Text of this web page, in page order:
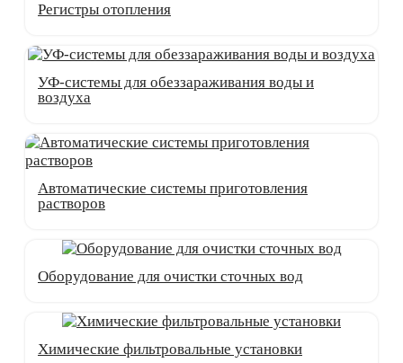
Регистры отопления
УФ-системы для обеззараживания воды и
воздуха
Автоматические системы приготовления
растворов
Оборудование для очистки сточных вод
Химические фильтровальные установки